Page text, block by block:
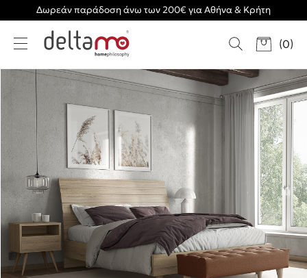
Δωρεάν παράδοση άνω των 200€ για Αθήνα & Κρήτη
(0)